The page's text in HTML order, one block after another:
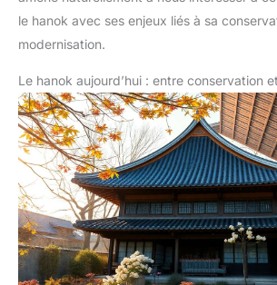
le hanok avec ses enjeux liés à sa
modernisation.
Le hanok aujourd’hui : entre conservation